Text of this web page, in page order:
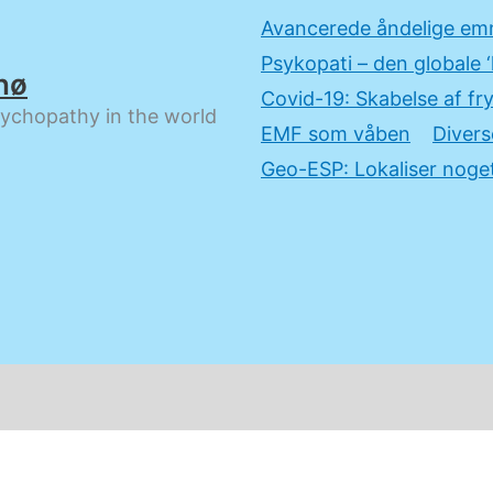
in the world
Avancerede åndelige
Psykopati – den globale
Covid-19: Skabelse af
EMF som våben
Geo-ESP: Lokaliser